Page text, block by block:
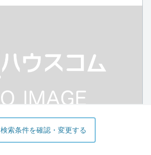
検索条件を確認・変更する